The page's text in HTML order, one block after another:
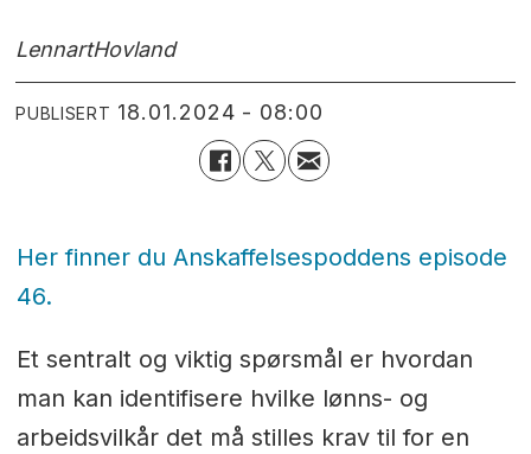
LennartHovland
PUBLISERT 18.01.2024 - 08:00
Her finner du Anskaffelsespoddens episode
46.
Et sentralt og viktig spørsmål er hvordan
man kan identifisere hvilke lønns- og
arbeidsvilkår det må stilles krav til for en